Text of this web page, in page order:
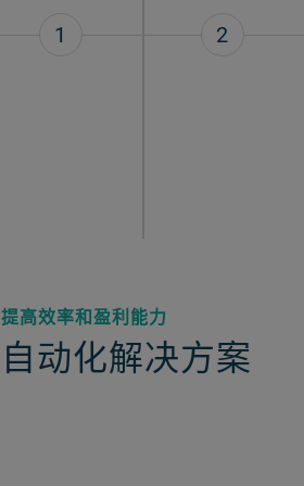
1 2
提高效率和盈利能力
自动化解决方案